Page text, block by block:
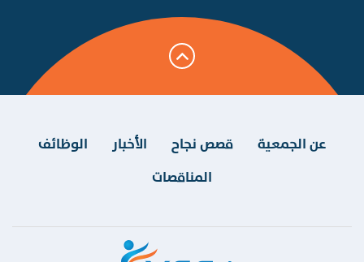
عن الجمعية قصص نجاح الأخبار
الوظائف
المناقصات